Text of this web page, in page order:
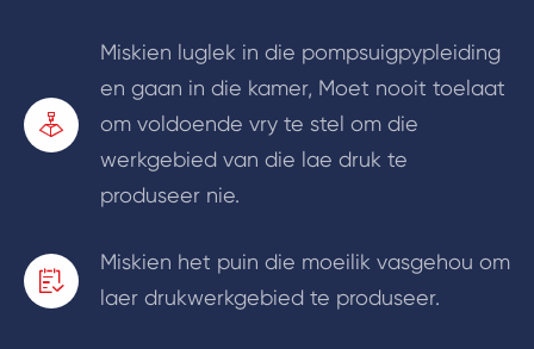

Miskien luglek in die pompsuigpypleiding
en gaan in die kamer, Moet nooit toelaat
om voldoende vry te stel om die
werkgebied van die lae druk te
produseer nie.

Miskien het puin die moeilik vasgehou om
laer drukwerkgebied te produseer.